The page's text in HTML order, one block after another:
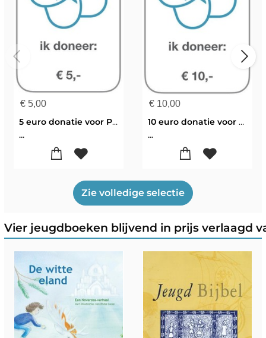
€ 5,00
5 euro donatie voor Pentagram Boekwinkel
...
€ 10,00
10 euro donatie voor Pentagram Boekwinkel
...
Zie volledige selectie
Vier jeugdboeken blijvend in prijs verlaagd